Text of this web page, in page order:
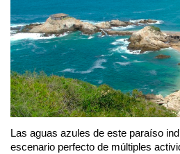
Las aguas azules de este paraíso
escenario perfecto de múltiples